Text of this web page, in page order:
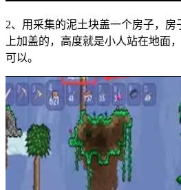
2、用采集的泥土块盖一个房子，房
上加盖的，高度就是小人站在地面
可以。